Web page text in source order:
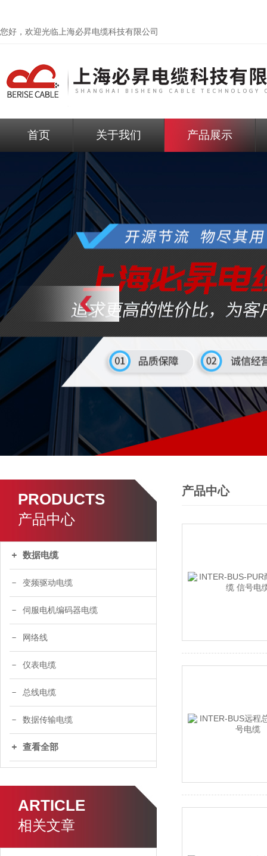
您好，欢迎光临上海必昇电缆科技有限公司
首页 关于我们 产品展示
PRODUCTS
产品中心
数据电缆
变频驱动电缆
伺服电机编码器电缆
网络线
仪表电缆
总线电缆
数据传输电缆
查看全部
ARTICLE
相关文章
产品中心